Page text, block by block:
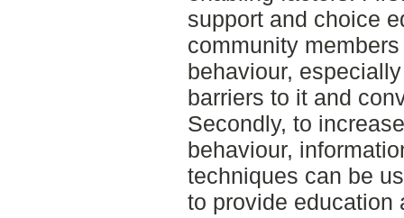
support and choice
community
behaviour,
barriers to it and
Secondly, to
behaviour,
techniques can be
to provide education